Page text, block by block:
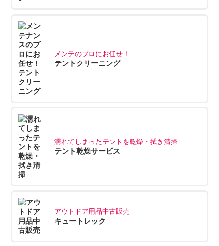
メンテのプロにお任せ！
テントクリーニング
濡れてしまったテントを乾燥・拭き清掃
テント乾燥サービス
アウトドア用品中古販売
キュートレック